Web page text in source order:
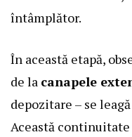
întâmplător.
În această etapă,
de la canapele
depozitare – se
Această continuitate